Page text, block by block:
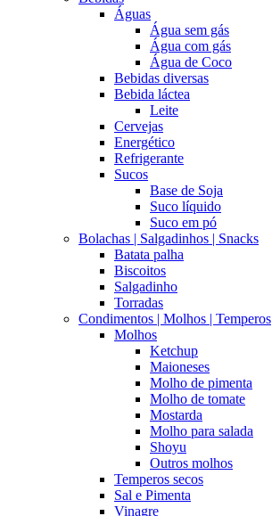
Águas
Água sem gás
Água com gás
Água de Coco
Bebidas diversas
Bebida láctea
Leite
Cervejas
Energético
Refrigerante
Sucos
Base de Soja
Suco líquido
Suco em pó
Bolachas | Salgadinhos | Snacks
Batata palha
Biscoitos
Salgadinho
Torradas
Condimentos | Molhos | Temperos
Molhos
Ketchup
Maioneses
Molho de pimenta
Molho de tomate
Mostarda
Molho para salada
Shoyu
Outros molhos
Temperos secos
Sal e Pimenta
Vinagre